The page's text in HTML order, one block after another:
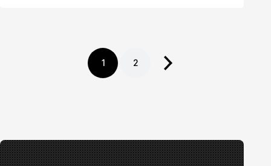
1 2